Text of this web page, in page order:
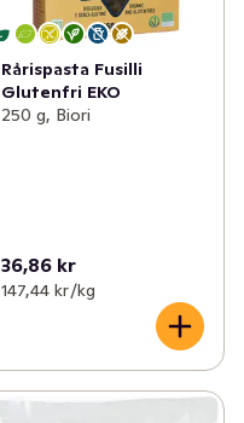
Rårispasta Fusilli
Glutenfri EKO
250 g, Biori
36,86 kr
147,44 kr /kg